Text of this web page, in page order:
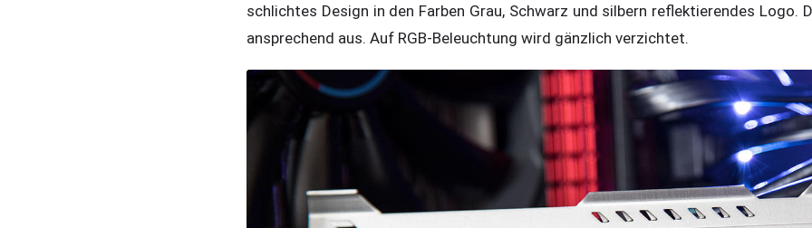
schlichtes Design in den Farben Grau, Schwarz und silbern reflektierendes Logo.
ansprechend aus. Auf RGB-Beleuchtung wird gänzlich verzichtet.